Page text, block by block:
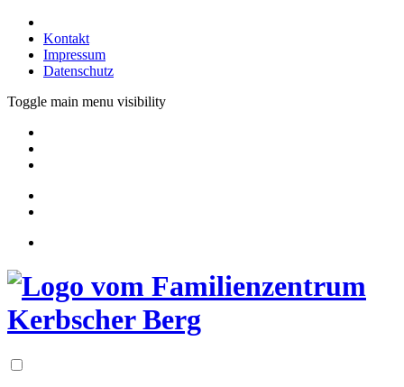
Kontakt
Impressum
Datenschutz
Toggle main menu visibility